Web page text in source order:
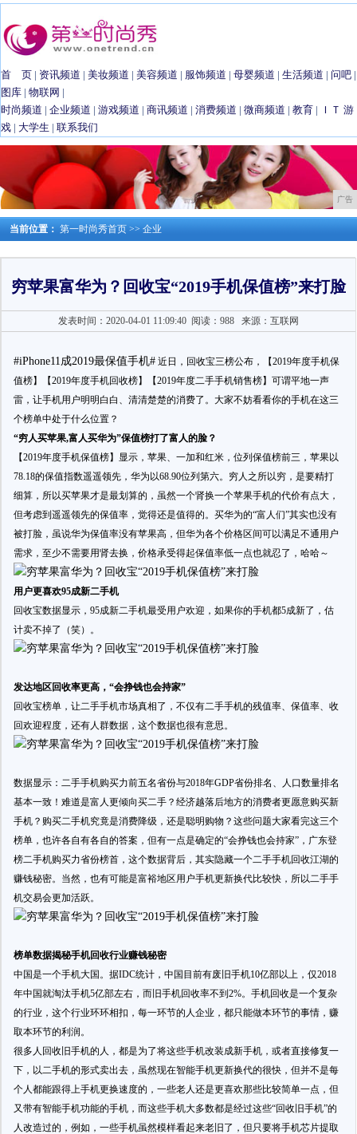
首 页 | 资讯频道 | 美妆频道 | 美容频道 | 服饰频道 | 母婴频道 | 生活频道 | 问吧 |
图库 | 物联网 |
时尚频道 | 企业频道 | 游戏频道 | 商讯频道 | 消费频道 | 微商频道 | 教育 | ＩＴ 游
戏 | 大学生 | 联系我们
广告
当前位置： 第一时尚秀首页 >> 企业
穷苹果富华为？回收宝“2019手机保值榜”来打脸
发表时间：2020-04-01 11:09:40 阅读：988来源：互联网
#iPhone11成2019最保值手机# 近日，回收宝三榜公布，【2019年度手机保
值榜】【2019年度手机回收榜】【2019年度二手手机销售榜】可谓平地一声
雷，让手机用户明明白白、清清楚楚的消费了。大家不妨看看你的手机在这三
个榜单中处于什么位置？
“穷人买苹果,富人买华为”保值榜打了富人的脸？
【2019年度手机保值榜】显示，苹果、一加和红米，位列保值榜前三，苹果以
78.18的保值指数遥遥领先，华为以68.90位列第六。穷人之所以穷，是要精打
细算，所以买苹果才是最划算的，虽然一个肾换一个苹果手机的代价有点大，
但考虑到遥遥领先的保值率，觉得还是值得的。买华为的“富人们”其实也没有
被打脸，虽说华为保值率没有苹果高，但华为各个价格区间可以满足不通用户
需求，至少不需要用肾去换，价格承受得起保值率低一点也就忍了，哈哈～
用户更喜欢95成新二手机
回收宝数据显示，95成新二手机最受用户欢迎，如果你的手机都5成新了，估
计卖不掉了（笑）。
发达地区回收率更高，“会挣钱也会持家”
回收宝榜单，让二手手机市场真相了，不仅有二手手机的残值率、保值率、收
回欢迎程度，还有人群数据，这个数据也很有意思。
数据显示：二手手机购买力前五名省份与2018年GDP省份排名、人口数量排名
基本一致！难道是富人更倾向买二手？经济越落后地方的消费者更愿意购买新
手机？购买二手机究竟是消费降级，还是聪明购物？这些问题大家看完这三个
榜单，也许各自有各自的答案，但有一点是确定的“会挣钱也会持家”，广东登
榜二手机购买力省份榜首，这个数据背后，其实隐藏一个二手手机回收江湖的
赚钱秘密。当然，也有可能是富裕地区用户手机更新换代比较快，所以二手手
机交易会更加活跃。
榜单数据揭秘手机回收行业赚钱秘密
中国是一个手机大国。据IDC统计，中国目前有废旧手机10亿部以上，仅2018
年中国就淘汰手机5亿部左右，而旧手机回收率不到2%。手机回收是一个复杂
的行业，这个行业环环相扣，每一环节的人企业，都只能做本环节的事情，赚
取本环节的利润。
很多人回收旧手机的人，都是为了将这些手机改装成新手机，或者直接修复一
下，以二手机的形式卖出去，虽然现在智能手机更新换代的很快，但并不是每
个人都能跟得上手机更换速度的，一些老人还是更喜欢那些比较简单一点，但
又带有智能手机功能的手机，而这些手机大多数都是经过这些“回收旧手机”的
人改造过的，例如，一些手机虽然模样看起来老旧了，但只要将手机芯片提取